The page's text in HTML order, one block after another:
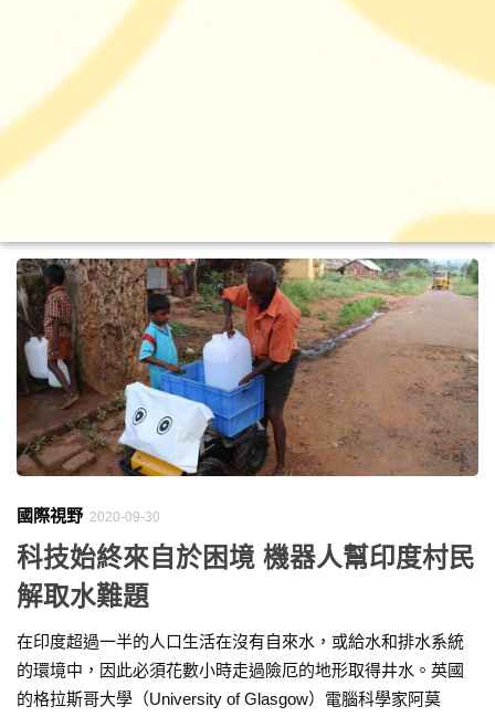
國際視野 2020-09-30
科技始終來自於困境 機器人幫印度村民
解取水難題
在印度超過一半的人口生活在沒有自來水，或給水和排水系統
的環境中，因此必須花數小時走過險厄的地形取得井水。英國
的格拉斯哥大學（University of Glasgow）電腦科學家阿莫